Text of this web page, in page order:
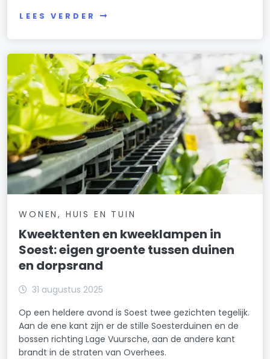
LEES VERDER
WONEN, HUIS EN TUIN
Kweektenten en kweeklampen in
Soest: eigen groente tussen duinen
en dorpsrand
31 augustus 2025
Op een heldere avond is Soest twee gezichten tegelijk.
Aan de ene kant zijn er de stille Soesterduinen en de
bossen richting Lage Vuursche, aan de andere kant
brandt in de straten van Overhees.